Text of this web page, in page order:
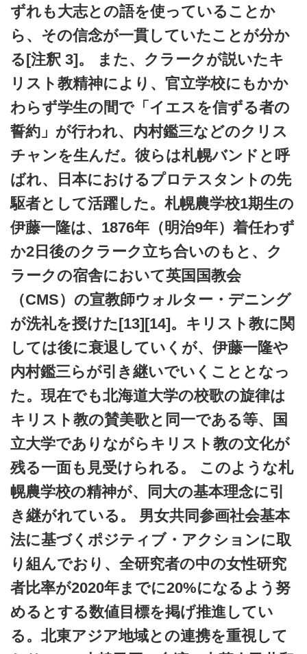
ずれも大志との語を使っていることか
ら、その信念が一貫していたことが分か
る[注釈 3]。 また、クラークが説いたキ
リスト教精神により、官立学校にもかか
わらず学生の間で「イエスを信ずる者の
誓約」が行われ、内村鑑三などのクリス
チャンを生んだ。彼らは札幌バンドと呼
ばれ、日本におけるプロテスタントの先
駆者として活躍した。札幌農学校1期生の
伊藤一隆は、1876年（明治9年）着任わず
か2日後のクラーク立ち合いのもと、ク
ラークの宿舎において英国国教会
（CMS）の宣教師ウォルター・デニング
が洗礼を授けた[13][14]。キリスト教に関
しては後に衰退していくが、伊藤一隆や
内村鑑三らが引き継いでいくこととなっ
た。現在でも北海道大学の校歌の旋律は
キリスト教の賛美歌と同一である等、国
立大学でありながらキリスト教の文化が
残る一面も見受けられる。 このような札
幌農学校の精神が、同大の基本理念に引
き継がれている。 男女共同参画社会基本
法に基づくポジティブ・アクションに取
り組んでおり、全研究者の中の女性研究
者比率が2020年までに20%になるよう努
めるとする数値目標を掲げ推進してい
る。北東アジア地域との連携を重視して